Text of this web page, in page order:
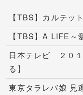
【TBS】カルテ
【TBS】A LIFE
日本テレビ ２０
る】
東京タラレバ娘 見